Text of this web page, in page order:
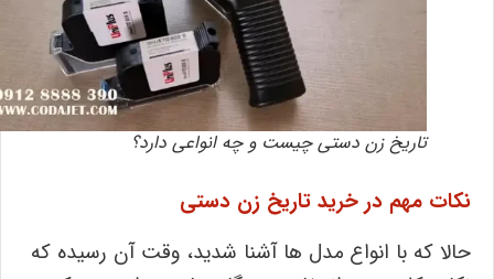
تاریخ ‌زن دستی چیست و چه انواعی دارد؟
نکات مهم در خرید تاریخ ‌زن دستی
حالا که با انواع مدل‌ ها آشنا شدید، وقت آن رسیده که